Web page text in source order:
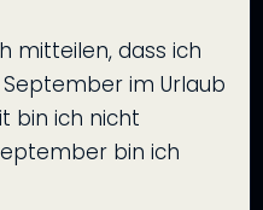
mitteilen, dass ich
September im Urlaub
bin ich nicht
bin ich